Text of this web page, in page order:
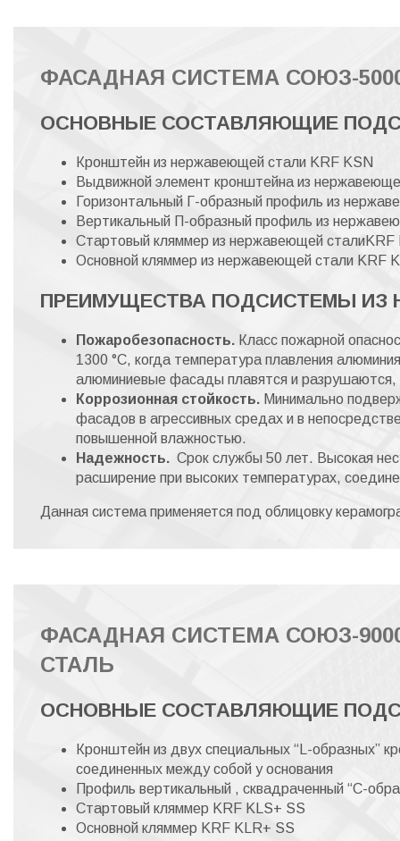
ФАСАДНАЯ СИСТЕМА СОЮЗ-
ОСНОВНЫЕ СОСТАВЛЯЮЩИЕ
Кронштейн из нержавеющей стали KRF KSN
Выдвижной элемент кронштейна из
Горизонтальный Г-образный профиль из
Вертикальный П-образный профиль из
Стартовый кляммер из нержавеющей сталиKRF
Основной кляммер из нержавеющей стали KRF
ПРЕИМУЩЕСТВА ПОДСИСТЕМЫ ИЗ
Пожаробезопасность. Класс пожарной
1300 °С, когда температура плавления
алюминиевые фасады плавятся и
Коррозионная стойкость. Минимально
фасадов в агрессивных средах и в
повышенной влажностью.
Надежность. Срок службы 50 лет. Высокая
расширение при высоких температурах,
Данная система применяется под облицовку
ФАСАДНАЯ СИСТЕМА СОЮЗ-
СТАЛЬ
ОСНОВНЫЕ СОСТАВЛЯЮЩИЕ
Кронштейн из двух специальных “L-образныx”
соединенных между собой у основания
Профиль вертикальный , сквадраченный “С-
Стартовый кляммер KRF KLS+ SS
Основной кляммер KRF KLR+ SS